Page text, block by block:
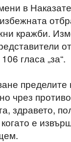
в
кражби.
гласа „за“.
пределите
чрез
здравето,
е